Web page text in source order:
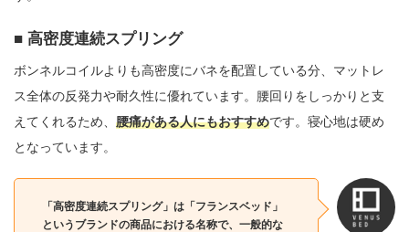
高密度連続スプリング
ボンネルコイルよりも高密度にバネを配置している分、マットレ
ス全体の反発力や耐久性に優れています。腰回りをしっかりと支
えてくれるため、 腰痛がある人にもおすすめです。寝心地は硬め
となっています。
「高密度連続スプリング」は「フランスベッド」
というブランドの商品における名称で、一般的な